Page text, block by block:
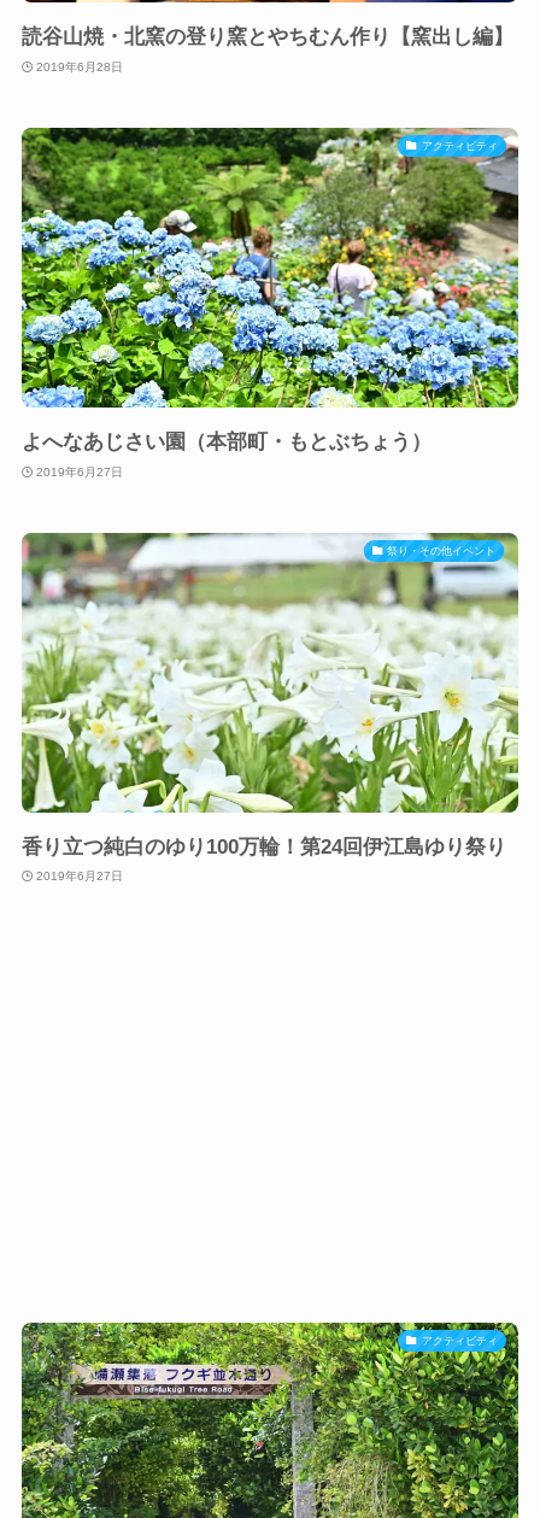
読谷山焼・北窯の登り窯とやちむん作り【窯出し編】
2019年6月28日
アクティビティ
よへなあじさい園（本部町・もとぶちょう）
2019年6月27日
祭り・その他イベント
香り立つ純白のゆり100万輪！第24回伊江島ゆり祭り
2019年6月27日
アクティビティ